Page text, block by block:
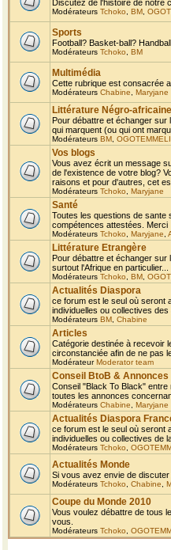
Discutez de l'histoire de notre
Modérateurs Tchoko BM
Sports
Football? Basket-ball?
Modérateurs Tchoko BM
Multimédia
Cette rubrique est consacrée
Modérateurs Chabine Maryjane
Littérature Négro-africaine
Pour débattre et échanger
qui marquent (ou qui ont
Modérateurs BM OGOTEMMELI
Vos blogs
Vous avez écrit un message
de l'existence de votre blog?
raisons et pour d'autres, cet
Modérateurs Tchoko Maryjane
Santé
Toutes les questions de sante
compétences attestées. Merci
Modérateurs Tchoko Maryjane
Littérature Etrangère
Pour débattre et échanger
surtout l'Afrique en particulier...
Modérateurs Tchoko BM
Actualités Diaspora
ce forum est le seul où seront
individuelles ou collectives
Modérateurs BM Chabine
Articles
Catégorie destinée à recevoir
circonstanciée afin de ne pas
ModérateurModerator team
Conseil BtoB & Annonces
Conseil "Black To Black"
toutes les annonces
Modérateurs Chabine Maryjane
Actualités Diaspora
ce forum est le seul où seront
individuelles ou collectives de
Modérateurs Tchoko
Actualités Monde
Si vous avez envie de discuter
Modérateurs Tchoko Chabine
Coupe du Monde 2010
Vous voulez débattre de tous
vous.
Modérateurs Tchoko